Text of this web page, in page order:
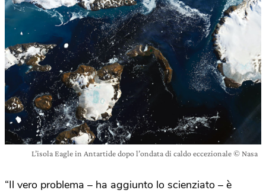
L’isola Eagle in Antartide dopo l’ondata di caldo eccezionale © Nasa
“Il vero problema – ha aggiunto lo scienziato – è